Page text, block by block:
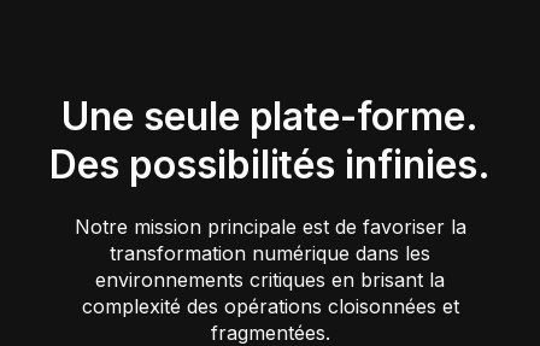
Une seule plate-forme.
Des possibilités infinies.
Notre mission principale est de favoriser la
transformation numérique dans les
environnements critiques en brisant la
complexité des opérations cloisonnées et
fragmentées.